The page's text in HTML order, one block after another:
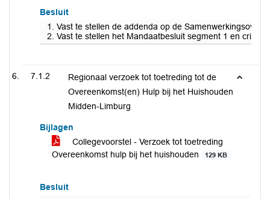
Besluit
1. Vast te stellen de addenda op de
2. Vast te stellen het Mandaatbesluit segment 1 en crisis
7.1.2
Regionaal verzoek tot toetreding tot de
Overeenkomst(en) Hulp bij het Huishouden
Midden-Limburg
Bijlagen
Collegevoorstel - Verzoek tot toetreding
Overeenkomst hulp bij het huishouden
129 KB
Besluit